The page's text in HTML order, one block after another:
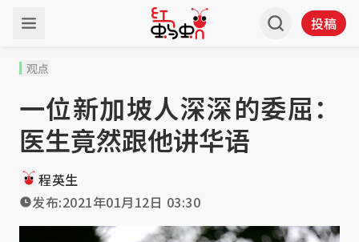
投稿
观点
一位新加坡人深深的委屈：
医生竟然跟他讲华语
程英生
发布:2021年01月12日 03:30